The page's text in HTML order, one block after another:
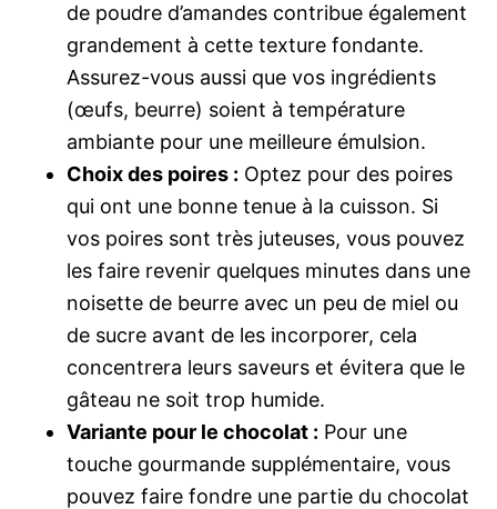
de poudre d’amandes contribue également
grandement à cette texture fondante.
Assurez-vous aussi que vos ingrédients
(œufs, beurre) soient à température
ambiante pour une meilleure émulsion.
Choix des poires : Optez pour des poires
qui ont une bonne tenue à la cuisson. Si
vos poires sont très juteuses, vous pouvez
les faire revenir quelques minutes dans une
noisette de beurre avec un peu de miel ou
de sucre avant de les incorporer, cela
concentrera leurs saveurs et évitera que le
gâteau ne soit trop humide.
Variante pour le chocolat : Pour une
touche gourmande supplémentaire, vous
pouvez faire fondre une partie du chocolat